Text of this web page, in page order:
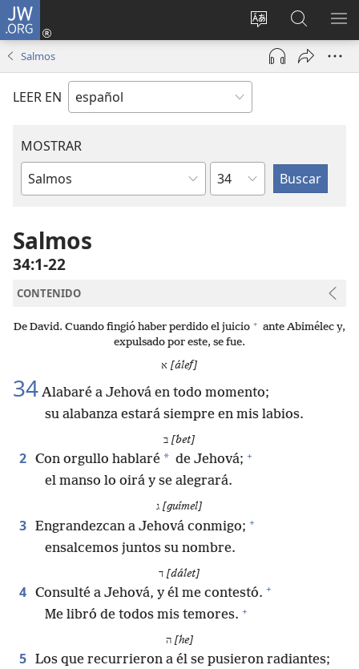
JW.ORG
Cambiar
idioma
del sitio
Iniciar
sesión
(abre
nueva
en
jw.org
Salmos
LEER EN
MOSTRAR
Libro
la
Biblia
Capítulo
Salmos
34:1-22
CONTENIDO
De David. Cuando fingió haber perdido el juicio + ante Abimélec y,
expulsado por este, se fue.
[álef]
34 Alabaré a Jehová en todo momento;
su alabanza estará siempre en mis labios.
[bet]
2 Con orgullo hablaré * de Jehová; +
el manso lo oirá y se alegrará.
[guímel]
3 Engrandezcan a Jehová conmigo; +
ensalcemos juntos su nombre.
[dálet]
4 Consulté a Jehová, y él me contestó. +
Me libró de todos mis temores. +
ה [he]
5 Los que recurrieron a él se pusieron radiantes;